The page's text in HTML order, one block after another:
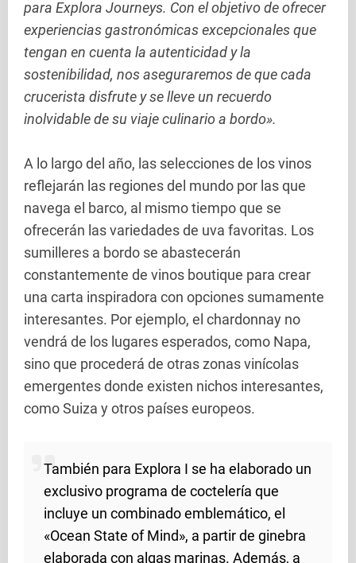
para Explora Journeys. Con el objetivo de ofrecer
experiencias gastronómicas excepcionales que
tengan en cuenta la autenticidad y la
sostenibilidad, nos aseguraremos de que cada
crucerista disfrute y se lleve un recuerdo
inolvidable de su viaje culinario a bordo».
A lo largo del año, las selecciones de los vinos
reflejarán las regiones del mundo por las que
navega el barco, al mismo tiempo que se
ofrecerán las variedades de uva favoritas. Los
sumilleres a bordo se abastecerán
constantemente de vinos boutique para crear
una carta inspiradora con opciones sumamente
interesantes. Por ejemplo, el chardonnay no
vendrá de los lugares esperados, como Napa,
sino que procederá de otras zonas vinícolas
emergentes donde existen nichos interesantes,
como Suiza y otros países europeos.
También para Explora I se ha elaborado un
exclusivo programa de coctelería que
incluye un combinado emblemático, el
«Ocean State of Mind», a partir de ginebra
elaborada con algas marinas. Además, a